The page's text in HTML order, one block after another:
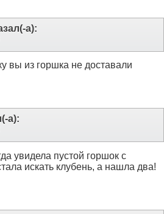
а):
вы из горшка не доставали
а):
увидела пустой горшок с
искать клубень, а нашла два!